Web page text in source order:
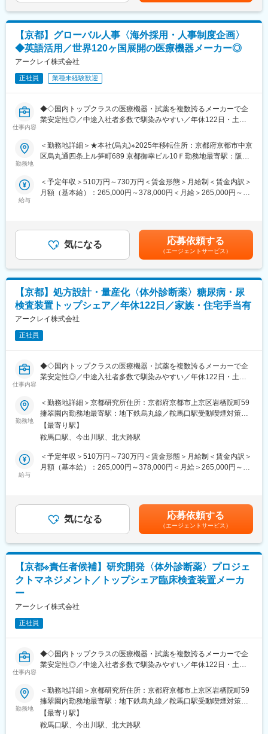
アプランに合わせた環境を提供する制度もあります。
変更の範囲：会社の定める業務
効率化の推進にも携わっていただきます。
■業務詳細：
●取扱説明書など文書作成に関するディレクション業務
●文書作成のための作業切り出し、工程設計、作業手配
●PRJ進捗管理、品質確認、関係者との調整
●開発担当者や関係部署との打ち合わせ、ヒアリング
●制作業務における運用改善、効率化の検討
●CMS導入・活用、Webマニュアル化を見据えた業務整理・推進
※DTPの基礎知識は、制作実務そのものではなく、担当者への指示
■魅力ポイント：
・文書作成に必要な知識を積極的に学ぶ機会が多い点
・開発担当者との距離が近く、意思疎通を図りやすい点
■組織について：
開発組織は製品領域ごとに部門が分かれていますが、DTPチーム
す。
ドキュメント制作に関する専門性を活かし、グループ全体の文書
作成業務を支える役割を担っています。
■求める人物像：
●DTPの知識を活かしながら、制作そのものではなくディレクショ
ンに軸足を置いて活躍したい方
●既存業務をそのまま回すだけでなく、業務改善や効率化にも関心
を持てる方
下する可能性があります。月給(月額)は固定手当を含めた表記で
す。
【京都】グローバル人事〈海外採用・人事制度企画〉
◆英語活用／世界120ヶ国展開の医療機器メーカー◎
アークレイ株式会社
正社員 業種未経験歓迎
仕事内容
◆◇国内トップクラスの医療機器・試薬を複数誇るメーカーで企
業安定性◎／中途入社者多数で馴染みやすい／年休122日・土日
ローバルに活躍中◆◇
企画・運用をお任せします。各国の現地マネジメントや人事担当
者と協業しながら、グローバルな視点で人事施策を推進いただく
動の実行
・各国の状況や商習慣を踏まえた、人事制度・賃金制度の企画・
立案・運用
・海外拠点における労務対応のサポートおよび現地人事との連携
単なる制度運用にとどまらず、各国の事業成長を人材面から支え
る役割として、裁量をもって取り組める環境です。
■入社後の流れ：
実施。
経験豊富なメンバーと共に現場で業務に携わりながら、実務を通
基礎から段階的にキャッチアップできる体制を整えており、グロ
ーバル人事としての業務理解を無理なく深めていくことが可能で
す。
■組織風土：
役職呼称を設けないフラットな組織文化が根付いており、役員を
含めて互いを「〇〇さん」と呼び合う風通しの良い職場です。
のスピードと質を高める仕組みとなっています。
で、ミッションである「新しい科学技術への挑戦を通じて、世界
中の人びとの健康な生活に貢献する」を実現すべく日々活動して
います。
糖尿病検査装置の分野で国内トップクラスの地位を築いている当
てまいりました。グローバルの拠点数も18か国46拠点となり、世
海外での売上となっております。
勤務地
＜勤務地詳細＞★本社(烏丸)※2025年移転住所：京都府京都市中京
区烏丸通四条上ル笋町689 京都御幸ビル10Ｆ勤務地最寄駅：阪急
定める事業所
給与
＜予定年収＞510万円～730万円＜賃金形態＞月給制＜賃金内訳＞
月額（基本給）：265,000円～378,000円＜月給＞265,000円～
の負担は御座います。実費負担となります。礼金が15万（単
身）、25万（家族帯同）、仲介手数料家賃1ヶ月分も会社負担と
なります。賃金はあくまでも目安の金額であり、選考を通じて上
下する可能性があります。月給(月額)は固定手当を含めた表記で
す。
気になる 応募依頼する
（エージェントサービス）
【京都】処方設計・量産化〈体外診断薬〉糖尿病・尿
検査装置トップシェア／年休122日／家族・住宅手当有
アークレイ株式会社
正社員
仕事内容
◆◇国内トップクラスの医療機器・試薬を複数誇るメーカーで企
業安定性◎／中途入社者多数で馴染みやすい／年休122日・土日
ローバルに活躍中◆◇
■職務内容：
本ポジションは、世界120か国以上で使用される体外診断用医薬
品（試薬）の開発において、試薬の処方設計・改良開発を中核と
して、製品化までを一貫してリードしていただく役割です。
QMS／GMP規制下において、品質・再現性・量産性を満たす試薬
1．試薬の処方設計・改良開発（コア業務）
・新規製品開発における試薬組成の検討、配合最適化、処方設計
・既存製品の仕様追加・性能改善・安定性向上を目的とした改良
・量産・製造条件を見据えた処方設計、スケールアップ対応
2．多職種連携による製品化推進
ーや共同研究先との連携
・QMS／GMPに準拠した開発プロセスの実行
・国内外規制を見据えた設計変更・品質対応
試薬開発の上流から下流（量産・上市）まで一貫して携われるた
め、自身の仕事が世界中の医療現場に直接貢献している手応えを
実感できるポジションです。
勤務地
＜勤務地詳細＞京都研究所住所：京都府京都市上京区岩栖院町59
擁翠園内勤務地最寄駅：地下鉄烏丸線／鞍馬口駅受動喫煙対策：
屋内全面禁煙変更の範囲：会社の定める事業所
【最寄り駅】
鞍馬口駅、今出川駅、北大路駅
給与
＜予定年収＞510万円～730万円＜賃金形態＞月給制＜賃金内訳＞
月額（基本給）：265,000円～378,000円＜月給＞265,000円～
の負担は御座います。実費負担となります。礼金が15万（単
身）、25万（家族帯同）、仲介手数料家賃1ヶ月分も会社負担と
なります。賃金はあくまでも目安の金額であり、選考を通じて上
下する可能性があります。月給(月額)は固定手当を含めた表記で
す。
気になる 応募依頼する
（エージェントサービス）
【京都※責任者候補】研究開発〈体外診断薬〉プロジェ
クトマネジメント／トップシェア臨床検査装置メーカ
ー
アークレイ株式会社
正社員
仕事内容
◆◇国内トップクラスの医療機器・試薬を複数誇るメーカーで企
業安定性◎／中途入社者多数で馴染みやすい／年休122日・土日
ローバルに活躍中◆◇
■職務内容：
自社の体外診断用医薬品の開発において、責任者としてプロジェ
クト全体のマネジメントをお任せします。
勤務地
＜勤務地詳細＞京都研究所住所：京都府京都市上京区岩栖院町59
擁翠園内勤務地最寄駅：地下鉄烏丸線／鞍馬口駅受動喫煙対策：
屋内全面禁煙変更の範囲：会社の定める事業所
【最寄り駅】
鞍馬口駅、今出川駅、北大路駅